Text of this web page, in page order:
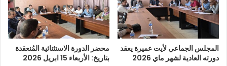
المجلس الجماعي لأيت عميرة يعقد
دورته العادية لشهر ماي 2026
محضر الدورة الاستثنائية المُنعقدة
بتاريخ: الأربعاء 15 ابريل 2026